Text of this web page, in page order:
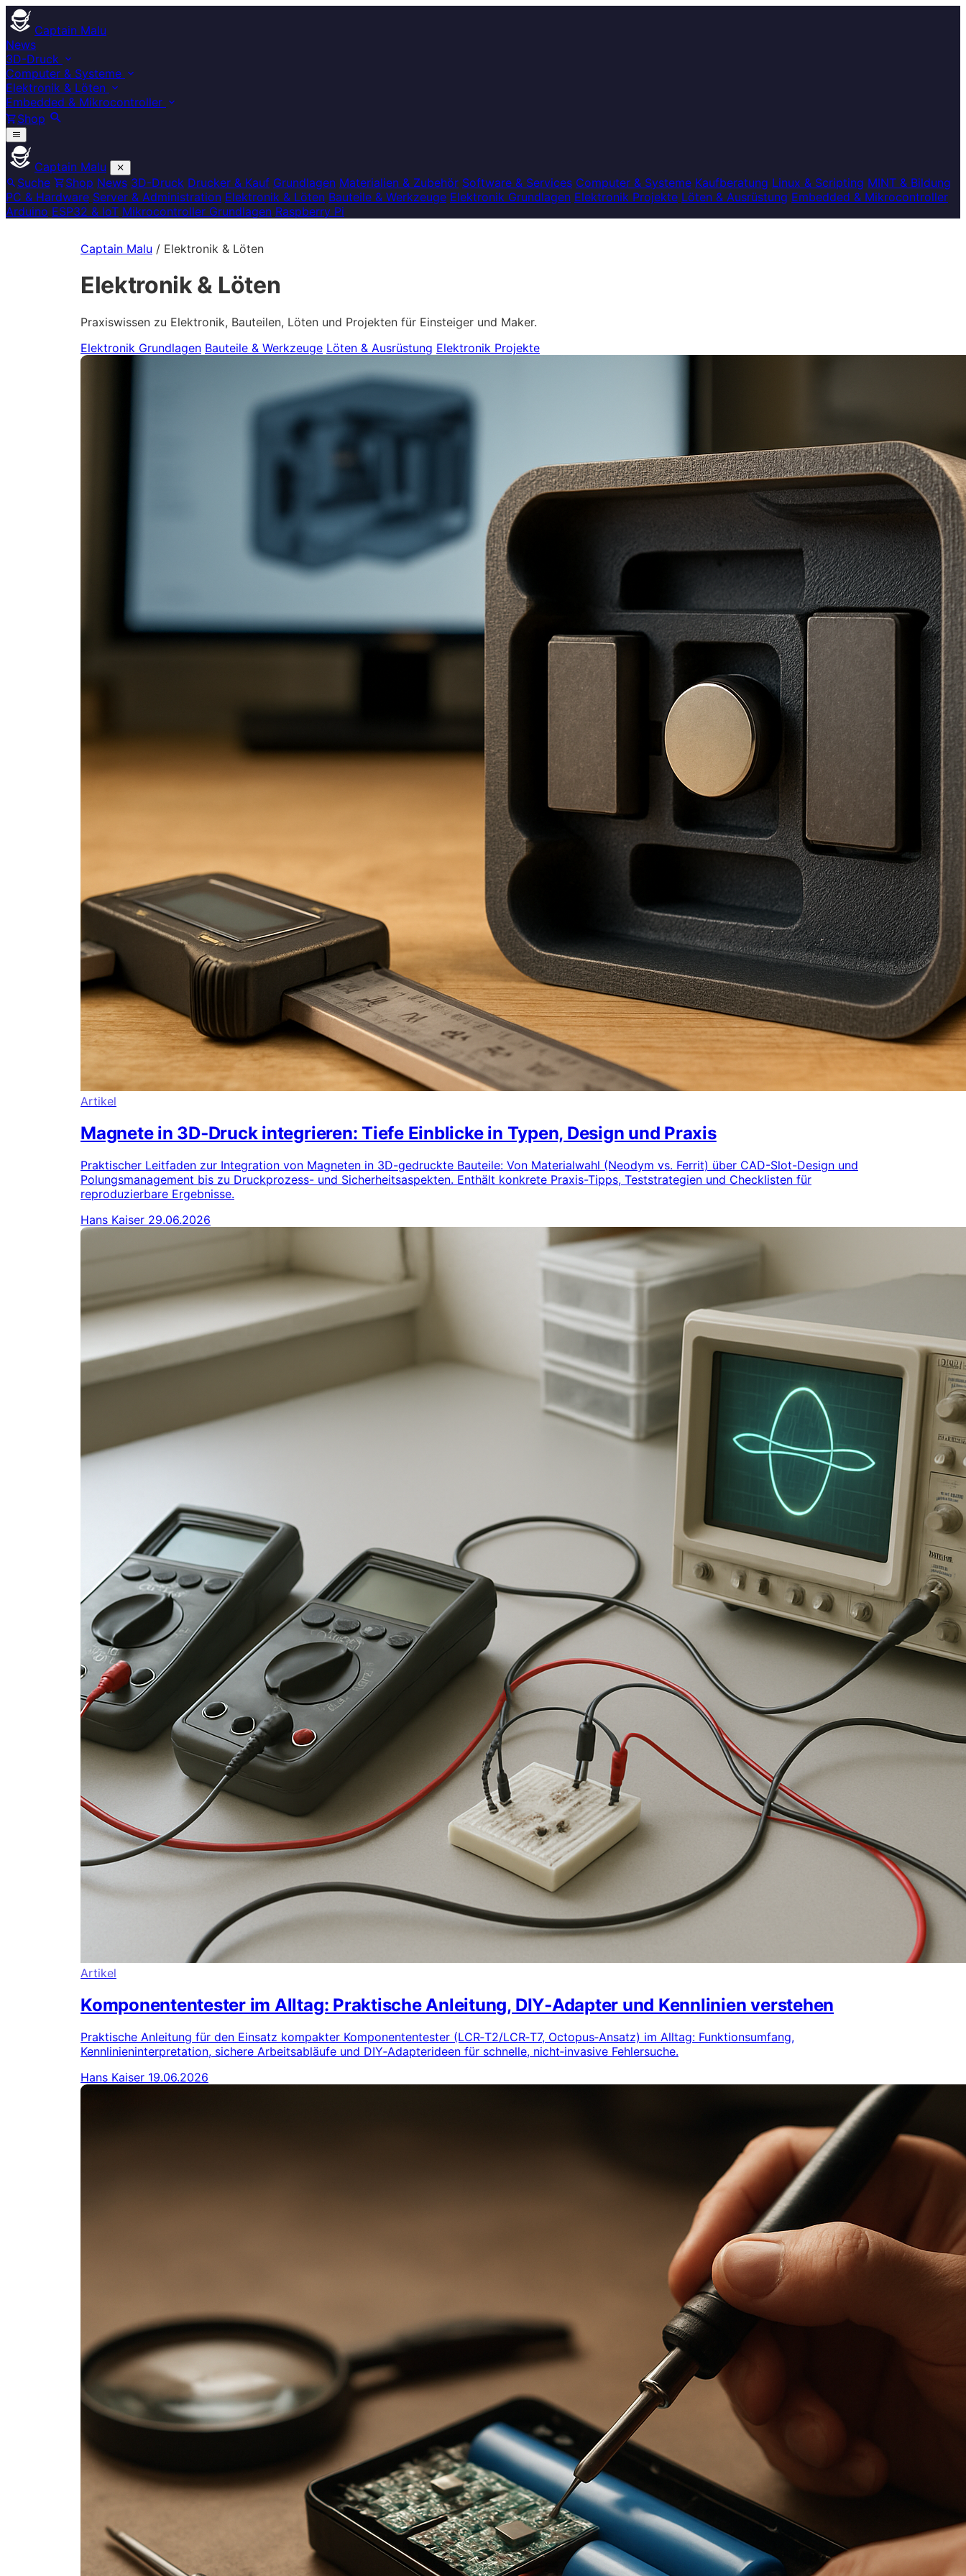
Captain Malu
News
3D-Druck
Computer & Systeme
Elektronik & Löten
Embedded & Mikrocontroller
Shop
Captain Malu
Suche
Shop News 3D-Druck Drucker & Kauf Grundlagen Materialien & Zubehör Software & Services Computer & Systeme Kaufberatung Linux & Scripting MINT & Bildung
PC & Hardware Server & Administration Elektronik & Löten Bauteile & Werkzeuge Elektronik Grundlagen Elektronik Projekte Löten & Ausrüstung Embedded & Mikrocontroller
Arduino ESP32 & IoT Mikrocontroller Grundlagen Raspberry Pi
Captain Malu / Elektronik & Löten
Elektronik & Löten
Praxiswissen zu Elektronik, Bauteilen, Löten und Projekten für Einsteiger und Maker.
Elektronik Grundlagen Bauteile & Werkzeuge Löten & Ausrüstung Elektronik Projekte
Artikel
Magnete in 3D‑Druck integrieren: Tiefe Einblicke in Typen, Design und Praxis
Praktischer Leitfaden zur Integration von Magneten in 3D-gedruckte Bauteile: Von Materialwahl (Neodym vs. Ferrit) über CAD-Slot-Design und
Polungsmanagement bis zu Druckprozess- und Sicherheitsaspekten. Enthält konkrete Praxis-Tipps, Teststrategien und Checklisten für
reproduzierbare Ergebnisse.
Hans Kaiser 29.06.2026
Artikel
Komponententester im Alltag: Praktische Anleitung, DIY‑Adapter und Kennlinien verstehen
Praktische Anleitung für den Einsatz kompakter Komponententester (LCR‑T2/LCR‑T7, Octopus‑Ansatz) im Alltag: Funktionsumfang,
Kennlinieninterpretation, sichere Arbeitsabläufe und DIY‑Adapterideen für schnelle, nicht‑invasive Fehlersuche.
Hans Kaiser 19.06.2026